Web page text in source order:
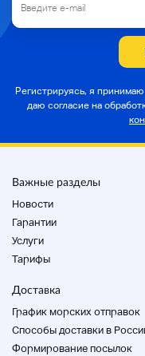
Регистрируясь, я
даю согласие на
Важные разделы
Новости
Гарантии
Услуги
Тарифы
Доставка
График морских отправок
Способы доставки в
Формирование посылок